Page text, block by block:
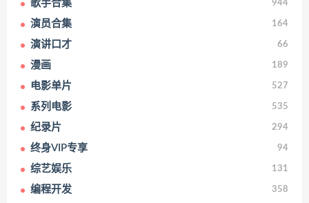
歌手合集 944
演员合集 164
演讲口才 66
漫画 189
电影单片 527
系列电影 535
纪录片 294
终身VIP专享 94
综艺娱乐 131
编程开发 358